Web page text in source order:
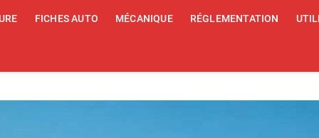
FICHES AUTO MÉCANIQUE RÉGLEMENTATION